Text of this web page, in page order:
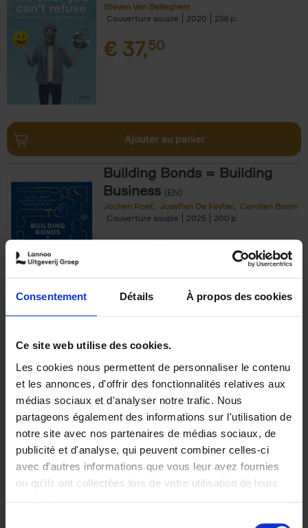
Consentement Détails À propos des cookies
Ce site web utilise des cookies.
Les cookies nous permettent de personnaliser le contenu
et les annonces, d'offrir des fonctionnalités relatives aux
médias sociaux et d'analyser notre trafic. Nous
partageons également des informations sur l'utilisation de
notre site avec nos partenaires de médias sociaux, de
publicité et d'analyse, qui peuvent combiner celles-ci
avec d'autres informations que vous leur avez fournies
ou qu'ils ont collectées lors de votre utilisation de leurs
Steven Van Belleghem
Couverture souple
2020 256
€ 37,50
Ajouter au panier
Building Bonds = Building
Business (EN)
Jochen Roef Jozefien De Feyter
Carolien Boom
Couverture souple
2025 200
€29,99
Optichannel Retail. Beyond
the Digital Hysteria
Gino Van Ossel
Autre finition
2019 350
€29,99